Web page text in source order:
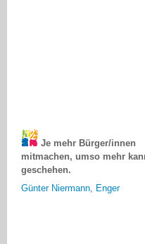
mitmachen, umso mehr kann
geschehen.
Günter Niermann, Enger